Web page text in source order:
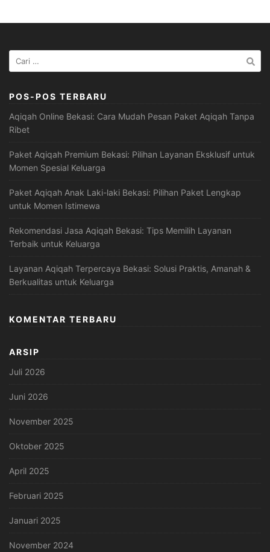
Cari
untuk:
POS-POS TERBARU
Aqiqah Online Bekasi: Cara Mudah Pesan Paket Aqiqah Tanpa
Ribet
Paket Aqiqah Premium Bekasi: Pilihan Layanan Eksklusif untuk
Momen Spesial Keluarga
Paket Aqiqah Anak Laki-laki Bekasi: Pilihan Paket Lengkap
untuk Momen Istimewa
Rekomendasi Jasa Aqiqah Bekasi: Tips Memilih Layanan
Terbaik untuk Keluarga
Layanan Aqiqah Terpercaya Bekasi: Solusi Praktis, Amanah &
Berkualitas untuk Keluarga
KOMENTAR TERBARU
ARSIP
Juli 2026
Juni 2026
November 2025
Oktober 2025
April 2025
Februari 2025
Januari 2025
November 2024